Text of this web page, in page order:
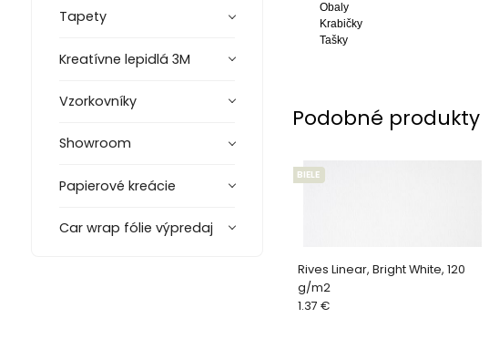
Tapety
Kreatívne lepidlá 3M
Vzorkovníky
Showroom
Papierové kreácie
Car wrap fólie výpredaj
Obaly
Krabičky
Tašky
Podobné produkty
Rives Linear, Bright White, 120
g/m2
BIELE
1.37 €